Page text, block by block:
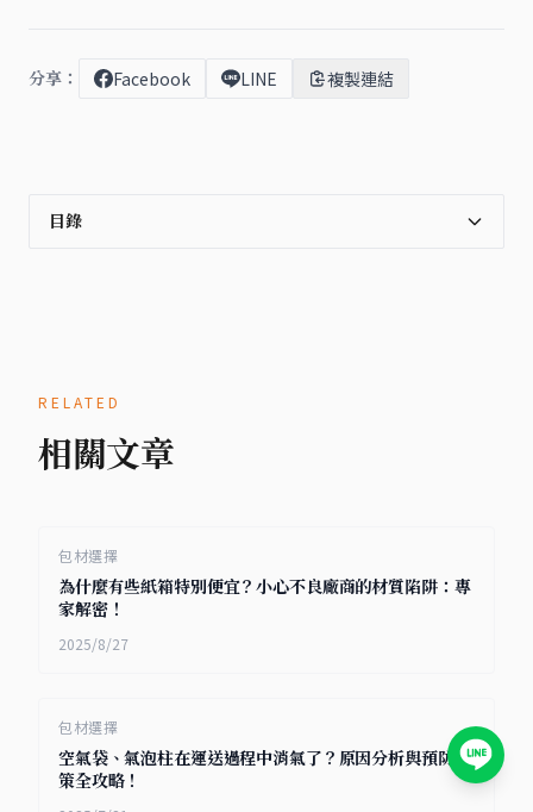
分享： Facebook LINE 複製連結
目錄
RELATED
相關文章
包材選擇
為什麼有些紙箱特別便宜？小心不良廠商的材質陷阱：專
家解密！
2025/8/27
包材選擇
空氣袋、氣泡柱在運送過程中消氣了？原因分析與預防對
策全攻略！